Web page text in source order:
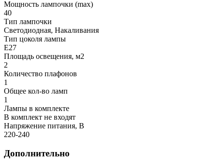
Мощность лампочки (max)
40
Тип лампочки
Светодиодная, Накаливания
Тип цоколя лампы
E27
Площадь освещения, м2
2
Количество плафонов
1
Общее кол-во ламп
1
Лампы в комплекте
В комплект не входят
Напряжение питания, В
220-240
Дополнительно